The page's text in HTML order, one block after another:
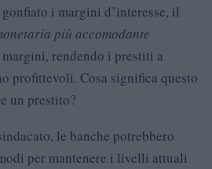
i margini d’interesse, il
più accomodante
rendendo i prestiti a
profittevoli. Cosa significa questo
un prestito?
le banche potrebbero
per mantenere i livelli attuali